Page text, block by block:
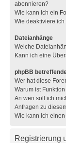
abonnieren?
Wie kann ich ein
Wie deaktiviere
Dateianhänge
Welche
Kann ich eine
phpBB
Wer hat diese
Warum ist
An wen soll ich
Anfragen zu
Wie kann ich
Registrierung